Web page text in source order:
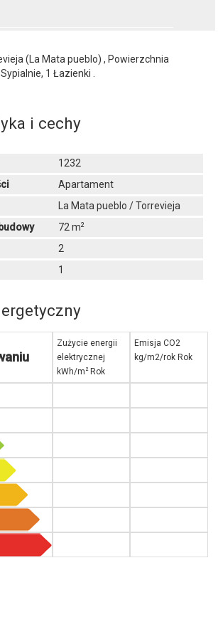
(La Mata pueblo) , Powierzchnia
Sypialnie, 1 Łazienki .
i cechy
1232
Apartament
La Mata pueblo / Torrevieja
72 m2
2
1
Zużycie energii
elektrycznej
kWh/m 2Rok
Emisja CO2
kg/m2/rok Rok